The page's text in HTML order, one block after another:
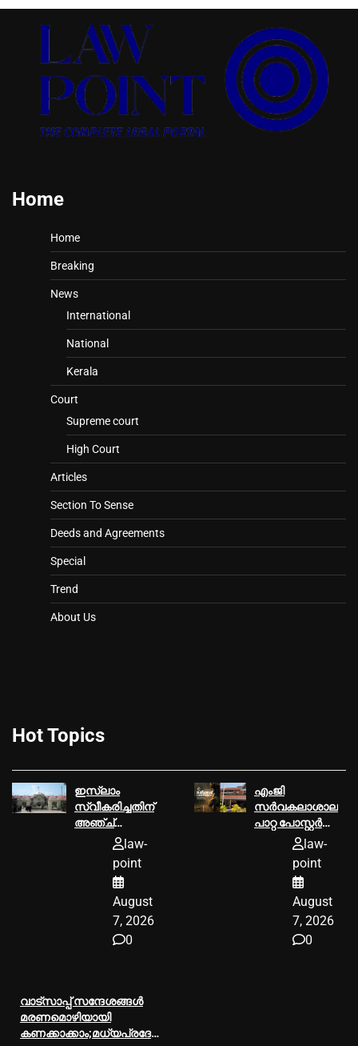
Home
Home
Breaking
News
International
National
Kerala
Court
Supreme court
High Court
Articles
Section To Sense
Deeds and Agreements
Special
Trend
About Us
Hot Topics
ഇസ്‌ലാം
സ്വീകരിച്ചതിന്
അഞ്ച്
വര്‍ഷമായി
യുവതികളെ
മോചിപ്പിച്ച്
അലഹബാദ്
ഹൈക്കോടതി
law-
point
August
7, 2026
0
എംജി
സർവകലാശാല
പാറ്റ പോസ്റ്റർ
വിവാദം: പണം
ആവശ്യപ്പെട്ട
വിസിയുടെ
ഉത്തരവ് സ്റ്റേ
ചെയ്‌ത്
ഹൈക്കോടതി
law-
point
August
7, 2026
0
വാട്സാപ്പ് സന്ദേശങ്ങൾ
മരണമൊഴിയായി
കണക്കാക്കാം;മധ്യപ്രദേശ്